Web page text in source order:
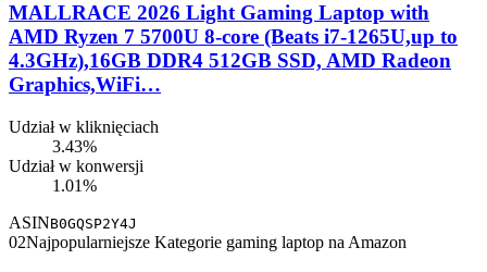
MALLRACE 2026 Light Gaming Laptop with
AMD Ryzen 7 5700U 8-core (Beats i7-1265U,up to
4.3GHz),16GB DDR4 512GB SSD, AMD Radeon
Graphics,WiFi…
Udział w kliknięciach
3.43%
Udział w konwersji
1.01%
ASINB0GQSP2Y4J
02Najpopularniejsze Kategorie gaming laptop na Amazon